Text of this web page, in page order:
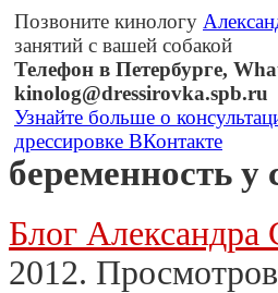
Позвоните кинологу
занятий с вашей собакой
Телефон в Петербурге,
kinolog@dressirovka.spb.ru
Узнайте больше о
дрессировке ВКонтакте
беременность у
Блог Александра
2012.